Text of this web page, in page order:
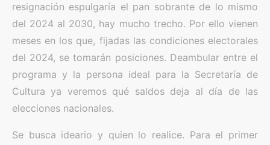
resignación espulgaría el pan sobrante de lo mismo
del 2024 al 2030, hay mucho trecho. Por ello vienen
meses en los que, fijadas las condiciones electorales
del 2024, se tomarán posiciones. Deambular entre el
programa y la persona ideal para la Secretaría de
Cultura ya veremos qué saldos deja al día de las
elecciones nacionales.
Se busca ideario y quien lo realice. Para el primer